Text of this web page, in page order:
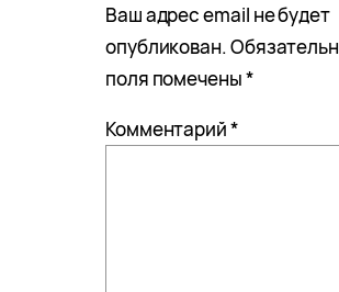
Ваш адрес email не будет
опубликован.
поля помечены*
Комментарий*